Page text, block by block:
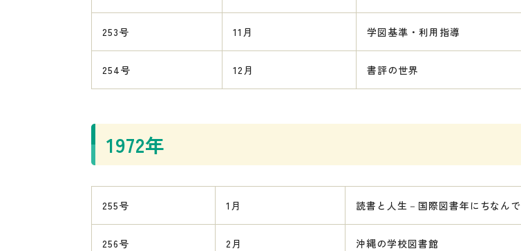
253号 11月 学図基準・利用指導
254号 12月 書評の世界
1972年
255号 1月 読書と人生－国際図書年にちなんで
256号 2月 沖縄の学校図書館